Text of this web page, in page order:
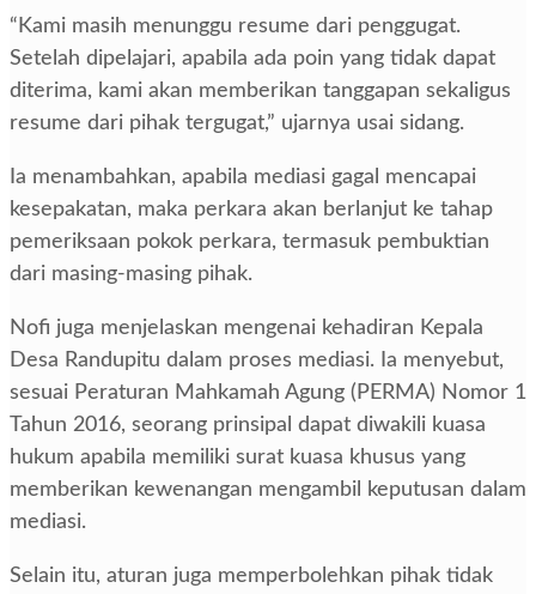
“Kami masih menunggu resume dari penggugat.
Setelah dipelajari, apabila ada poin yang tidak dapat
diterima, kami akan memberikan tanggapan sekaligus
resume dari pihak tergugat,” ujarnya usai sidang.
Ia menambahkan, apabila mediasi gagal mencapai
kesepakatan, maka perkara akan berlanjut ke tahap
pemeriksaan pokok perkara, termasuk pembuktian
dari masing-masing pihak.
Nofi juga menjelaskan mengenai kehadiran Kepala
Desa Randupitu dalam proses mediasi. Ia menyebut,
sesuai Peraturan Mahkamah Agung (PERMA) Nomor 1
Tahun 2016, seorang prinsipal dapat diwakili kuasa
hukum apabila memiliki surat kuasa khusus yang
memberikan kewenangan mengambil keputusan dalam
mediasi.
Selain itu, aturan juga memperbolehkan pihak tidak